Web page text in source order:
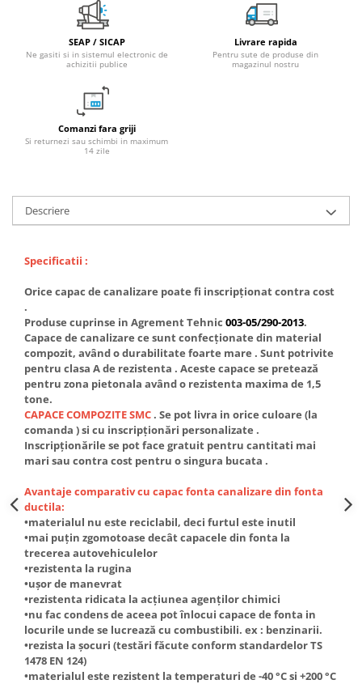
Fitinguri PPR
Distribuitor pexal FI-FE cu robinet
Sisteme de canalizare si ape
Sistem canalizare exterioara
Statii de dedurizare
Accesorii statii dedurizare
SEAP / SICAP
Ne gasiti si in sistemul electronic de
achizitii publice
Livrare rapida
Pentru sute de produse din
magazinul nostru
Comanzi fara griji
Si returnezi sau schimbi in maximum
14 zile
Descriere
Specificatii :
Orice capac de canalizare poate fi inscripționat contra cost
.
Produse cuprinse in Agrement Tehnic 003-05/290-2013.
Capace de canalizare ce sunt confecționate din material
compozit, având o durabilitate foarte mare . Sunt potrivite
pentru clasa A de rezistenta . Aceste capace se pretează
pentru zona pietonala având o rezistenta maxima de 1,5
tone.
CAPACE COMPOZITE SMC. Se pot livra in orice culoare (la
comanda ) si cu inscripționări personalizate .
Inscripționările se pot face gratuit pentru cantitati mai
mari sau contra cost pentru o singura bucata .
Avantaje comparativ cu capac fonta canalizare din fonta
ductila:
•materialul nu este reciclabil, deci furtul este inutil
•mai puțin zgomotoase decât capacele din fonta la
trecerea autovehiculelor
•rezistenta la rugina
•ușor de manevrat
•rezistenta ridicata la acțiunea agenților chimici
•nu fac condens de aceea pot înlocui capace de fonta in
locurile unde se lucrează cu combustibili. ex : benzinarii.
•rezista la șocuri (testări făcute conform standardelor TS
1478 EN 124)
•materialul este rezistent la temperaturi de -40 °C si +200 °C